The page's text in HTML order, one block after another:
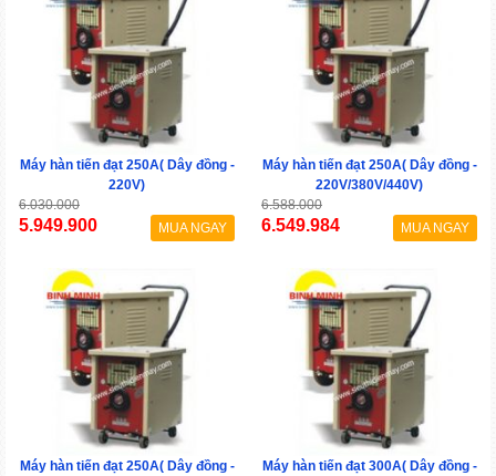
Máy hàn tiến đạt 250A( Dây đồng -
220V)
6.030.000
5.949.900 MUA NGAY
Máy hàn tiến đạt 250A( Dây đồng -
220V/380V/440V)
6.588.000
6.549.984 MUA NGAY
Máy hàn tiến đạt 250A( Dây đồng -
Máy hàn tiến đạt 300A( Dây đồng -